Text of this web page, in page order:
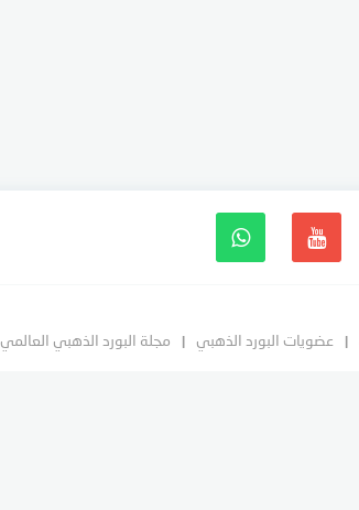
عضويات البورد الذهبي مجلة البورد الذهبي العالمي